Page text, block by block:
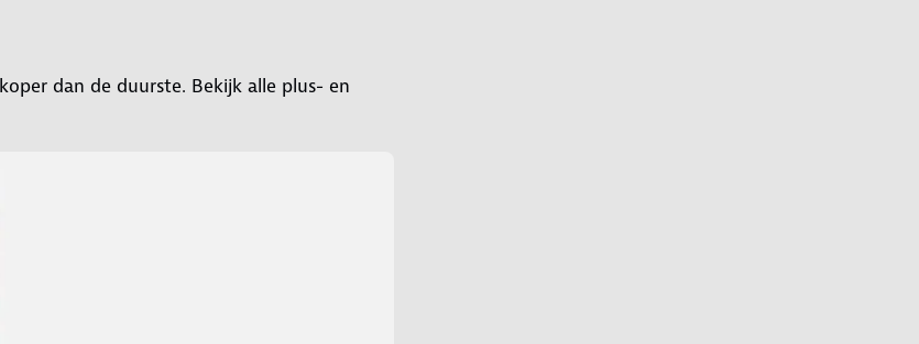
dan de duurste. Bekijk alle plus- en